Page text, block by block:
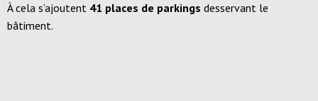
À cela s’ajoutent 41 places de parkings desservant le
bâtiment.